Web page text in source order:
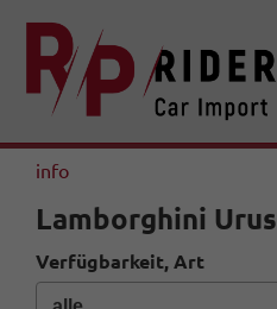
info
Lamborghini Urus
Verfügbarkeit, Art